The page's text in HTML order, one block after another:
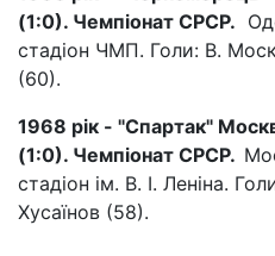
(1:0). Чемпіонат СРСР.
стадіон ЧМП. Голи: В.
(60).
1968 рік - "Спартак"
(1:0). Чемпіонат СРСР.
стадіон ім. В. І. Леніна.
Хусаїнов (58).